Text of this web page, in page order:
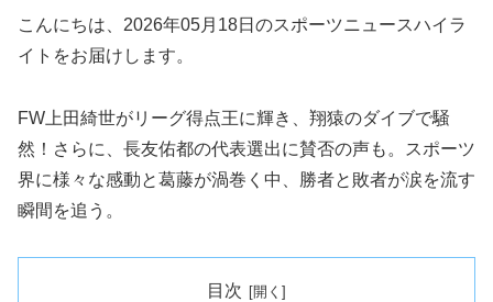
こんにちは、2026年05月18日のスポーツニュースハイラ
イトをお届けします。
FW上田綺世がリーグ得点王に輝き、翔猿のダイブで騒
然！さらに、長友佑都の代表選出に賛否の声も。スポーツ
界に様々な感動と葛藤が渦巻く中、勝者と敗者が涙を流す
瞬間を追う。
目次